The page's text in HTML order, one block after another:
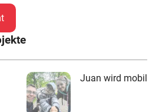
Juan wird mobil